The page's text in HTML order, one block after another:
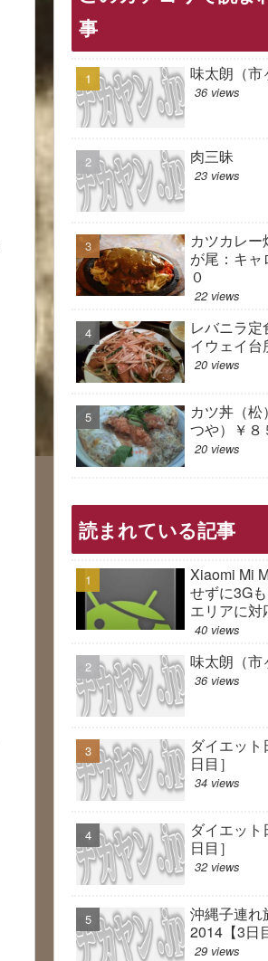
事
味太朗（市
36 views
肉三昧
23 views
カツカレ
が尾：キャ
０
22 views
レバニラ定
イウェイ台
20 views
カツ丼（
つや）￥８
20 views
読まれている記事
Xiaomi Mi
せずに3G
エリアに対
40 views
味太朗（市
36 views
ダイエット
日目］
34 views
ダイエット
日目］
32 views
沖縄子連れ
2014【3日
29 views